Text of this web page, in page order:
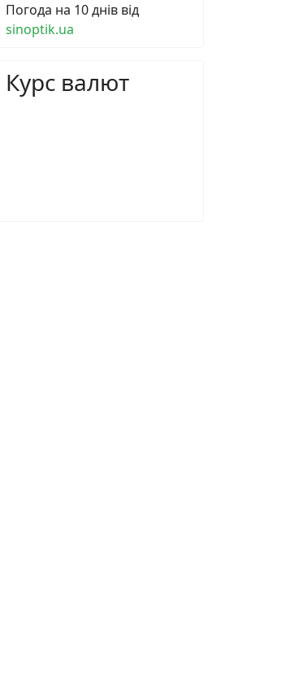
Погода на 10 днів від
sinoptik.ua
Курс валют